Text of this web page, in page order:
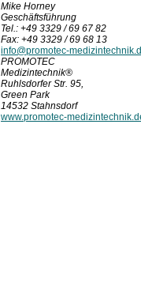
Mike Horney
Geschäftsführung
Tel.: +49 3329 / 69 67 82
Fax: +49 3329 / 69 68 13
info@promotec-
PROMOTEC
Medizintechnik®
Ruhlsdorfer Str. 95,
Green Park
14532 Stahnsdorf
www.promotec-